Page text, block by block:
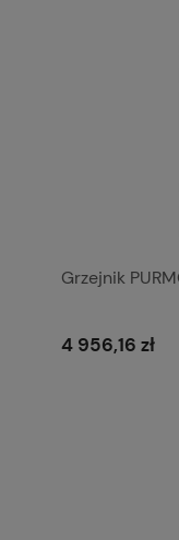
Grzejnik
4 956,16 zł